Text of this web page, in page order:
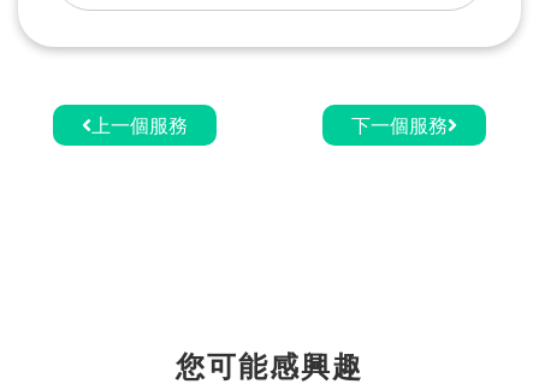
上一個服務 下一個服務
您可能感興趣